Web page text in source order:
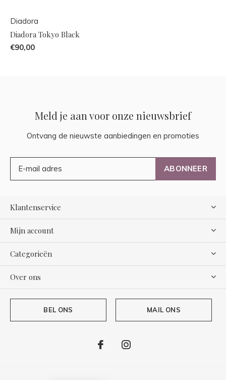
Diadora
Diadora Tokyo Black
€90,00
Meld je aan voor onze nieuwsbrief
Ontvang de nieuwste aanbiedingen en promoties
ABONNEER
Klantenservice
Mijn account
Categorieën
Over ons
BEL ONS MAIL ONS